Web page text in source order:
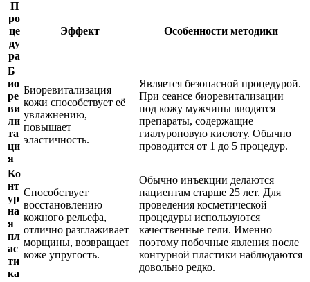
П
ро
це
ду
ра
Эффект Особенности методики
Б
ио
ре
ви
ли
та
ци
я
Биоревитализация
кожи способствует её
увлажнению,
повышает
эластичность.
Является безопасной процедурой.
При сеансе биоревитализации
под кожу мужчины вводятся
препараты, содержащие
гиалуроновую кислоту. Обычно
проводится от 1 до 5 процедур.
Ко
нт
ур
на
я
пл
ас
ти
ка
Способствует
восстановлению
кожного рельефа,
отлично разглаживает
морщины, возвращает
коже упругость.
Обычно инъекции делаются
пациентам старше 25 лет. Для
проведения косметической
процедуры используются
качественные гели. Именно
поэтому побочные явления после
контурной пластики наблюдаются
довольно редко.